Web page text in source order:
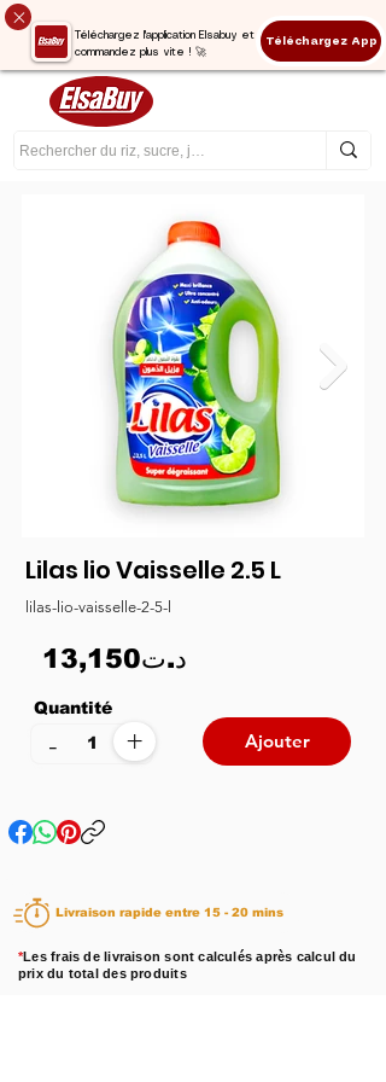
Téléchargez l'application Elsabuy et
commandez plus vite ! 🚀
Téléchargez App
Lilas lio Vaisselle 2.5 L
lilas-lio-vaisselle-2-5-l
13,150د.ت
Quantité
+
- Ajouter
Livraison rapide entre 15 - 20 mins
*Les frais de livraison sont calculés après calcul du
prix du total des produits